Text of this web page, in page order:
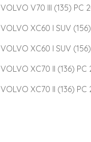
VOLVO V70 III (135) PC
VOLVO XC60 I SUV
VOLVO XC60 I SUV
VOLVO XC70 II (136) PC
VOLVO XC70 II (136) PC